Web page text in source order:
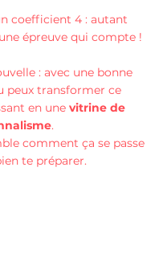
coefficient 4 : autant
épreuve qui compte !
: avec une bonne
peux transformer ce
en une vitrine de
.
comment ça se passe
te préparer.